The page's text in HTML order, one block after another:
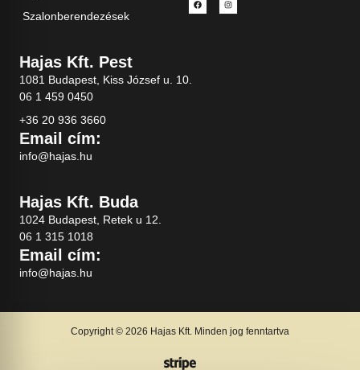
Szalonberendezések
Hajas Kft. Pest
1081 Budapest, Kiss József u. 10.
06 1 459 0450
+36 20 936 3660
Email cím:
info@hajas.hu
Hajas Kft. Buda
1024 Budapest, Retek u 12.
06 1 315 1018
Email cím:
info@hajas.hu
Copyright © 2026 Hajas Kft. Minden jog fenntartva